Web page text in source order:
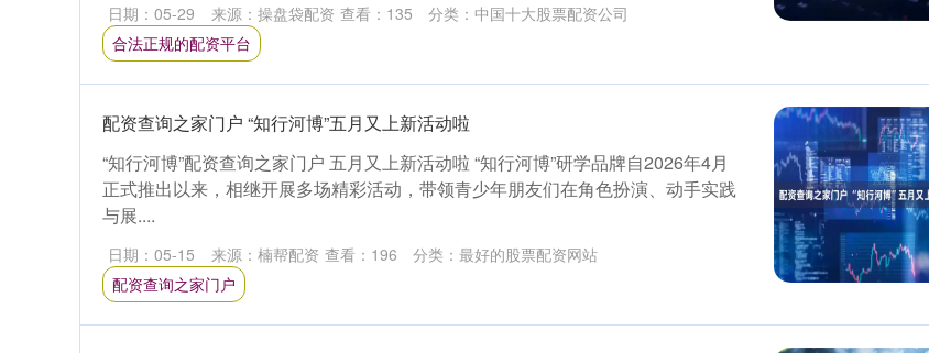
日期：05-29 来源：操盘袋配资 查看： 135 分类： 中国十大股票配资公司
合法正规的配资平台
配资查询之家门户 “知行河博”五月又上新活动啦
“知行河博”配资查询之家门户 五月又上新活动啦 “知行河博”研学品牌自2026年4月
正式推出以来，相继开展多场精彩活动，带领青少年朋友们在角色扮演、动手实践
与展....
日期：05-15 来源：楠帮配资 查看： 196 分类： 最好的股票配资网站
配资查询之家门户